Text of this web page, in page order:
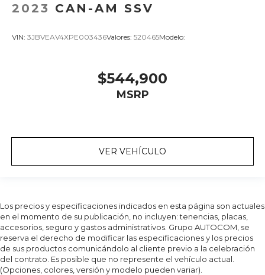
2023 CAN-AM SSV
VIN: 3JBVEAV4XPE003436Valores: 520465Modelo:
$544,900
MSRP
VER VEHÍCULO
Los precios y especificaciones indicados en esta página son actuales
en el momento de su publicación, no incluyen: tenencias, placas,
accesorios, seguro y gastos administrativos. Grupo AUTOCOM, se
reserva el derecho de modificar las especificaciones y los precios
de sus productos comunicándolo al cliente previo a la celebración
del contrato. Es posible que no represente el vehículo actual.
(Opciones, colores, versión y modelo pueden variar).